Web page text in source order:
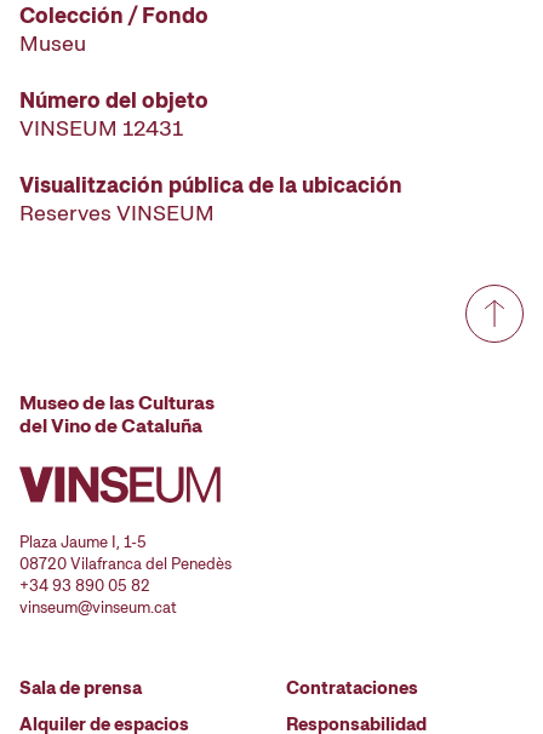
Colección / Fondo
Museu
Número del objeto
VINSEUM 12431
Visualitzación pública de la ubicación
Reserves VINSEUM
Museo de las Culturas
del Vino de Cataluña
Plaza Jaume I, 1-5
08720 Vilafranca del Penedès
+34 93 890 05 82
vinseum@vinseum.cat
Sala de prensa
Alquiler de espacios
Contrataciones
Responsabilidad